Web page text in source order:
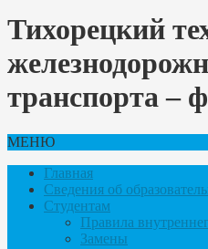
Тихорецкий
транспорта –
МЕНЮ
Главная
Сведения об
Студентам
Правила
Замены